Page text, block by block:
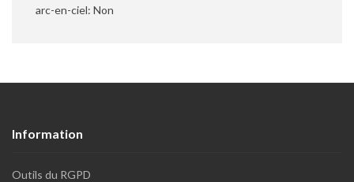
arc-en-ciel: Non
Information
Outils du RGPD